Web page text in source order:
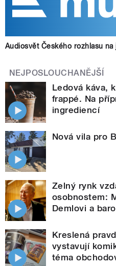
Audiosvět Českého rozhlasu
NEJPOSLOUCHANĚJŠÍ
Ledová káva,
frappé. Na
ingrediencí
Nová vila pro
Zelný rynk
osobnostem:
Demlovi a
Kreslená
vystavují
téma